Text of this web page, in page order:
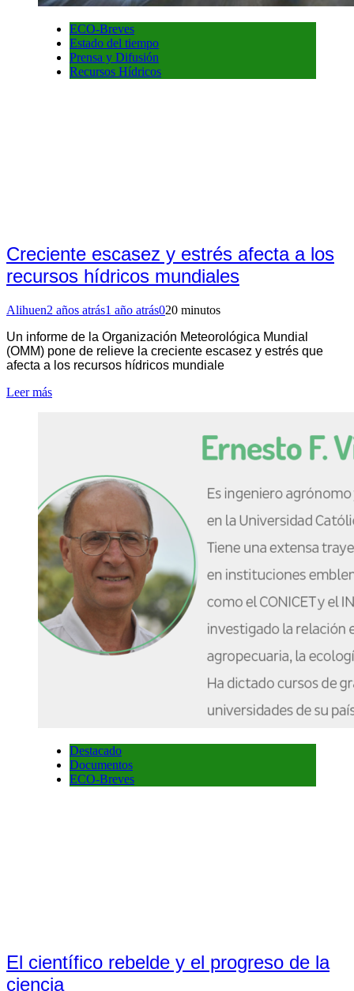
ECO-Breves
Estado del tiempo
Prensa y Difusión
Recursos Hídricos
Creciente escasez y estrés afecta a los
recursos hídricos mundiales
Alihuen2 años atrás1 año atrás020 minutos
Un informe de la Organización Meteorológica Mundial
(OMM) pone de relieve la creciente escasez y estrés que
afecta a los recursos hídricos mundiale
Leer más
Destacado
Documentos
ECO-Breves
El científico rebelde y el progreso de la
ciencia